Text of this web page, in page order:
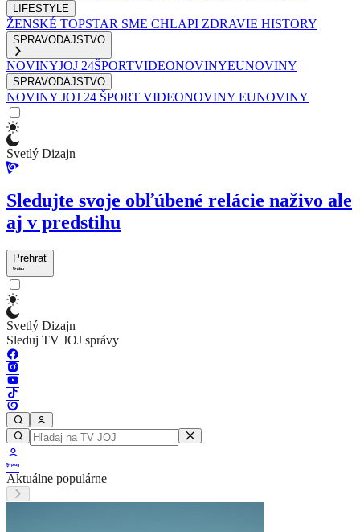
LIFESTYLE
ŽENSKÉ TOPSTAR SME CHLAPI ZDRAVIE HISTORY
SPRAVODAJSTVO
NOVINYJOJ 24ŠPORTVIDEONOVINYEUNOVINY
SPRAVODAJSTVO
NOVINY JOJ 24 ŠPORT VIDEONOVINY EUNOVINY
Svetlý Dizajn
Sledujte svoje obľúbené relácie naživo ale
aj v predstihu
Prehrať
Svetlý Dizajn
Sleduj TV JOJ správy
Aktuálne populárne